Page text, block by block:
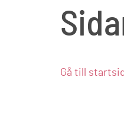
Gå till